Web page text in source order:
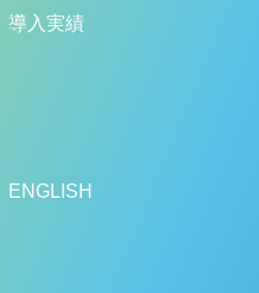
導入実績
ENGLISH